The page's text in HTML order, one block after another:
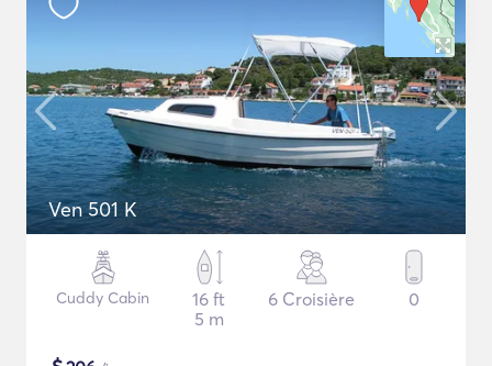
Ven 501 K
Cuddy Cabin
16 ft
5 m
6 Croisière 0